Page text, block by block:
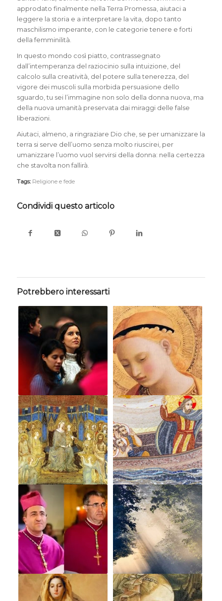
approdato finalmente nella Terra Promessa, aiutaci a
leggere la storia e a interpretare la vita, dopo tanto
maschilismo imperante, con le categorie tenere e forti
della femminilità.
In questo mondo così piatto, contrassegnato
dall’intemperanza del raziocinio sulla intuizione, del
calcolo sulla creatività, del potere sulla tenerezza, del
vigore dei muscoli sulla morbida persuasione dello
sguardo, tu sei l’immagine non solo della donna nuova, ma
della nuova umanità preservata dai miraggi delle false
liberazioni.
Aiutaci, almeno, a ringraziare Dio che, se per umanizzare la
terra si serve dell’uomo senza molto riuscirei, per
umanizzare l’uomo vuol servirsi della donna: nella certezza
che stavolta non fallirà.
Tags: Religione e fede
Condividi questo articolo
Potrebbero interessarti